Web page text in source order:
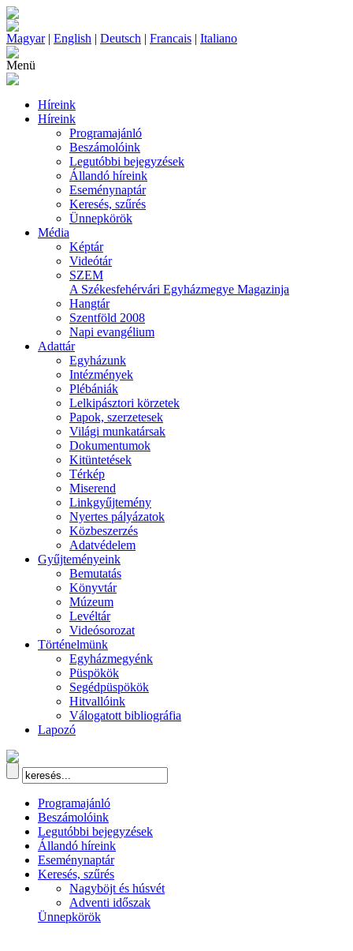
Magyar| English | Deutsch | Francais | Italiano
Menü
Híreink
Híreink
Programajánló
Beszámolóink
Legutóbbi bejegyzések
Állandó híreink
Eseménynaptár
Keresés, szűrés
Ünnepkörök
Média
Képtár
Videótár
SZEM
A Székesfehérvári Egyházmegye Magazinja
Hangtár
Szentföld 2008
Napi evangélium
Adattár
Egyházunk
Intézmények
Plébániák
Lelkipásztori körzetek
Papok, szerzetesek
Világi munkatársak
Dokumentumok
Kitüntetések
Térkép
Miserend
Linkgyűjtemény
Nyertes pályázatok
Közbeszerzés
Adatvédelem
Gyűjteményeink
Bemutatás
Könyvtár
Múzeum
Levéltár
Videósorozat
Történelmünk
Egyházmegyénk
Püspökök
Segédpüspökök
Hitvallóink
Válogatott bibliográfia
Lapozó
Programajánló
Beszámolóink
Legutóbbi bejegyzések
Állandó híreink
Eseménynaptár
Keresés, szűrés
Nagyböjt és húsvét
Adventi időszak
Ünnepkörök